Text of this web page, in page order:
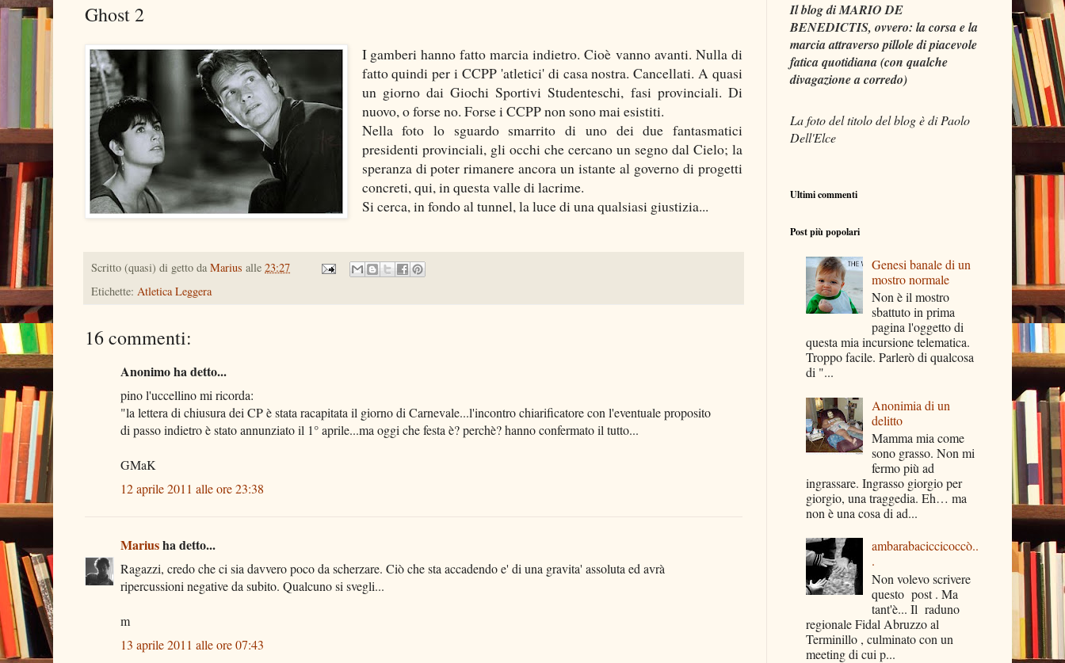
Ghost 2
I gamberi hanno fatto marcia indietro. Cioè vanno avanti. Nulla di
fatto quindi per i CCPP 'atletici' di casa nostra. Cancellati. A quasi
un giorno dai Giochi Sportivi Studenteschi, fasi provinciali. Di
nuovo, o forse no. Forse i CCPP non sono mai esistiti.
Nella foto lo sguardo smarrito di uno dei due fantasmatici
presidenti provinciali, gli occhi che cercano un segno dal Cielo; la
speranza di poter rimanere ancora un istante al governo di progetti
concreti, qui, in questa valle di lacrime.
Si cerca, in fondo al tunnel, la luce di una qualsiasi giustizia...
Scritto (quasi) di getto da Marius alle 23:27
Etichette: Atletica Leggera
16 commenti:
Anonimo ha detto...
pino l'uccellino mi ricorda:
"la lettera di chiusura dei CP è stata racapitata il giorno di Carnevale...l'incontro chiarificatore con l'eventuale proposito
di passo indietro è stato annunziato il 1° aprile...ma oggi che festa è? perchè? hanno confermato il tutto...
GMaK
12 aprile 2011 alle ore 23:38
Mariusha detto...
Ragazzi, credo che ci sia davvero poco da scherzare. Ciò che sta accadendo e' di una gravita' assoluta ed avrà
ripercussioni negative da subito. Qualcuno si svegli...
m
13 aprile 2011 alle ore 07:43
Il blog di MARIO DE
BENEDICTIS, ovvero: la corsa e la
marcia attraverso pillole di piacevole
fatica quotidiana (con qualche
divagazione a corredo)
La foto del titolo del blog è di Paolo
Dell'Elce
Ultimi commenti
Post più popolari
Genesi banale di un
mostro normale
Non è il mostro
sbattuto in prima
pagina l'oggetto di
questa mia incursione telematica.
Troppo facile. Parlerò di qualcosa
di "...
Anonimia di un
delitto
Mamma mia come
sono grasso. Non mi
fermo più ad
ingrassare. Ingrasso giorgio per
giorgio, una traggedia. Eh… ma
non è una cosa di ad...
ambarabaciccicoccò..
.
Non volevo scrivere
questo post . Ma
tant'è... Il raduno
regionale Fidal Abruzzo al
Terminillo , culminato con un
meeting di cui p...